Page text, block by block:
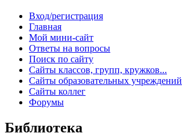
Вход/регистрация
Главная
Мой мини-сайт
Ответы на вопросы
Поиск по сайту
Сайты классов, групп, кружков...
Сайты образовательных учреждений
Сайты коллег
Форумы
Библиотека